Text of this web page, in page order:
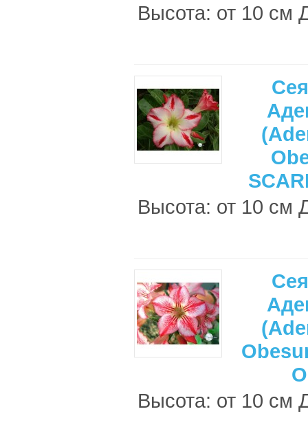
Высота: от 10 см
Высота: от 10 см
Высота: от 10 см